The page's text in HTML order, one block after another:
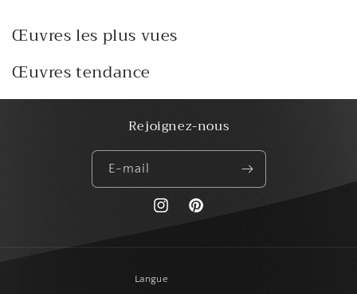
Œuvres les plus vues
Œuvres tendance
Rejoignez-nous
E-mail
https://www.instagram.com/
Pinterest
Langue